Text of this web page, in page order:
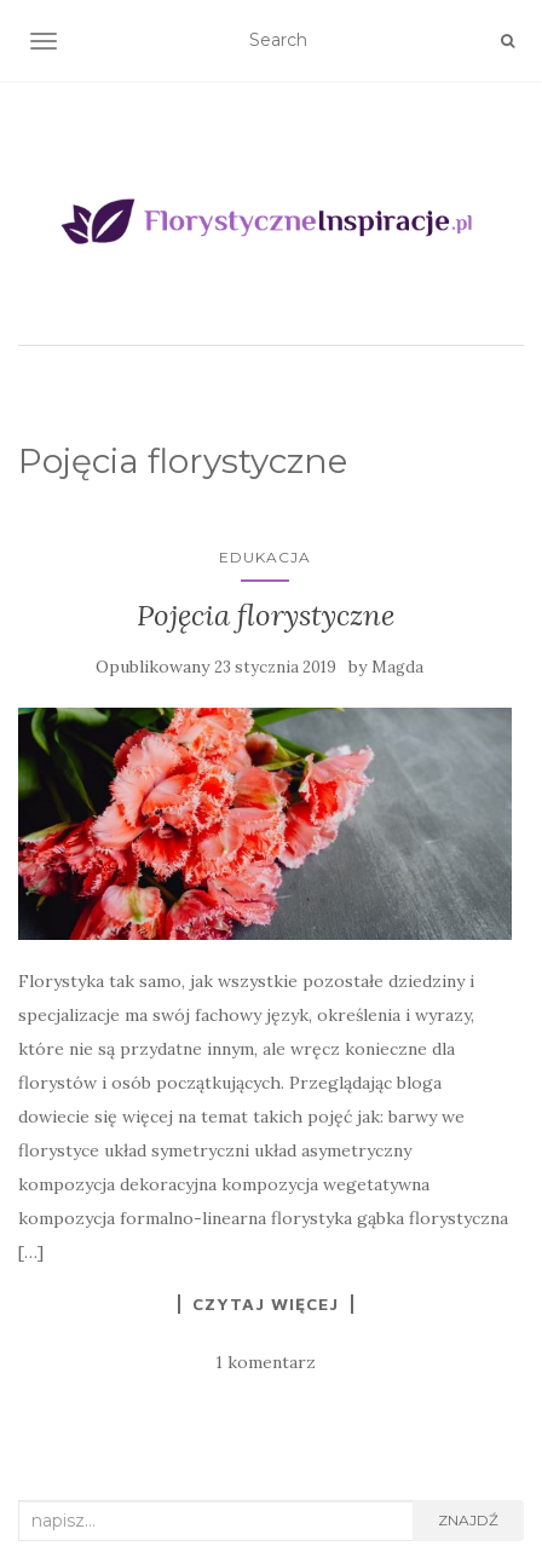
TOGGLE NAVIGATION
Pojęcia florystyczne
EDUKACJA
Pojęcia florystyczne
Opublikowany23 stycznia 2019 by Magda
Florystyka tak samo, jak wszystkie pozostałe dziedziny i
specjalizacje ma swój fachowy język, określenia i wyrazy,
które nie są przydatne innym, ale wręcz konieczne dla
florystów i osób początkujących. Przeglądając bloga
dowiecie się więcej na temat takich pojęć jak: barwy we
florystyce układ symetryczni układ asymetryczny
kompozycja dekoracyjna kompozycja wegetatywna
kompozycja formalno-linearna florystyka gąbka florystyczna
[…]
CZYTAJ WIĘCEJ
1 komentarz
Search
ZNAJDŹ